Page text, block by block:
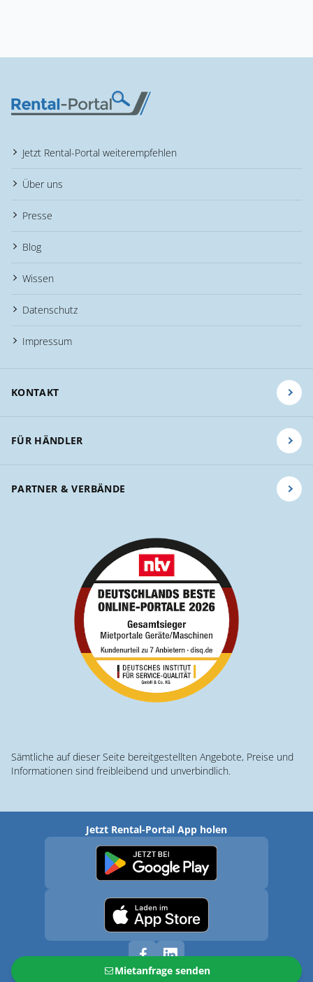
Mietanfrage senden
Jetzt Rental-Portal weiterempfehlen
Über uns
Presse
Blog
Wissen
Datenschutz
Impressum
KONTAKT
FÜR HÄNDLER
PARTNER & VERBÄNDE
Sämtliche auf dieser Seite bereitgestellten Angebote, Preise und
Informationen sind freibleibend und unverbindlich.
Jetzt Rental-Portal App holen
© 2026 · Rental-Portal.com